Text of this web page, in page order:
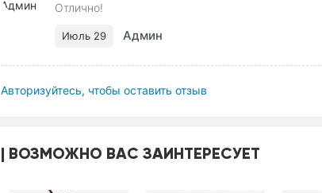
Отлично!
Июль 29 Админ
Авторизуйтесь, чтобы оставить отзыв
ВОЗМОЖНО ВАС ЗАИНТЕРЕСУЕТ